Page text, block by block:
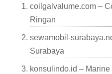
coilgalvalume.com –
Ringan
sewamobil-
Surabaya
konsulindo.id –